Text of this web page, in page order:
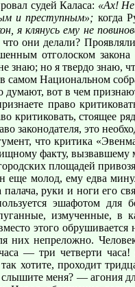
судей Каласа: «Ах! Не
и преступным»; когда
я клянусь ему не
они делали?
отголоском закона
знаю; но я твердо знаю,
Национальном
думают, вот в чем
право
критиковать, стоящее
законодателя, это
что критика
факту,
площадей
еще молод, ему едва
руки и ноги его
эшафотом для
измученные,
этого
них непреложно.
— три четверти часа!
хотите, проходит
меня? — агония